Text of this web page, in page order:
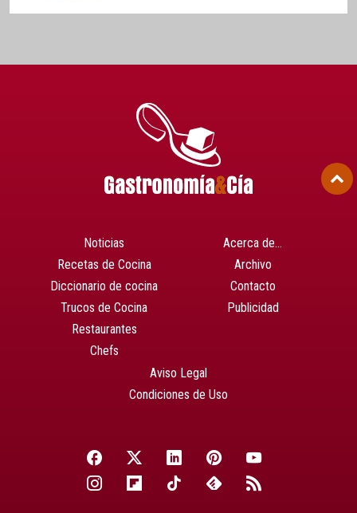
Noticias
Recetas de Cocina
Diccionario de cocina
Trucos de Cocina
Restaurantes
Chefs
Acerca de…
Archivo
Contacto
Publicidad
Aviso Legal
Condiciones de Uso